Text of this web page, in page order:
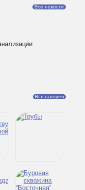
Все новости
Вся галерея